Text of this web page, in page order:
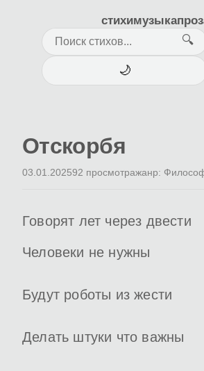
стихимузыка
🔍
🌙
Отскорбя
03.01.202592 просмотражанр:
Говорят лет через двести
Человеки не нужны
Будут роботы из жести
Делать штуки что важны